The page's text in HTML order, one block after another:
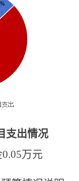
支出情况
0.05万元